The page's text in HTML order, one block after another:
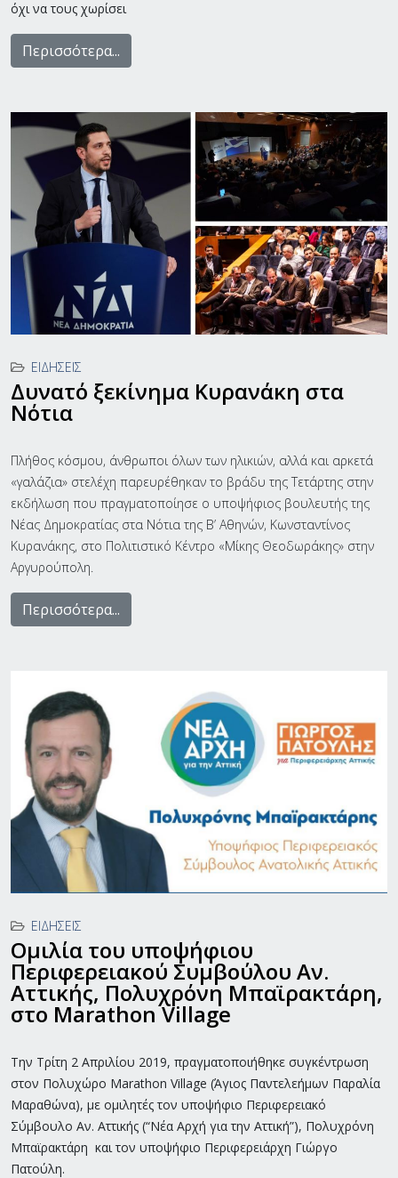
όχι να τους χωρίσει
Περισσότερα...
ΕΙΔΉΣΕΙΣ
Δυνατό ξεκίνημα Κυρανάκη στα
Νότια
Πλήθος κόσμου, άνθρωποι όλων των ηλικιών, αλλά και αρκετά
«γαλάζια» στελέχη παρευρέθηκαν το βράδυ της Τετάρτης στην
εκδήλωση που πραγματοποίησε ο υποψήφιος βουλευτής της
Νέας Δημοκρατίας στα Νότια της Β’ Αθηνών, Κωνσταντίνος
Κυρανάκης, στο Πολιτιστικό Κέντρο «Μίκης Θεοδωράκης» στην
Αργυρούπολη.
Περισσότερα...
ΕΙΔΉΣΕΙΣ
Ομιλία του υποψήφιου
Περιφερειακού Συμβούλου Αν.
Αττικής, Πολυχρόνη Μπαϊρακτάρη,
στο Marathon Village
Την Τρίτη 2 Απριλίου 2019, πραγματοποιήθηκε συγκέντρωση
στον Πολυχώρο Marathon Village (Άγιος Παντελεήμων Παραλία
Μαραθώνα), με ομιλητές τον υποψήφιο Περιφερειακό
Σύμβουλο Αν. Αττικής (“Νέα Αρχή για την Αττική”), Πολυχρόνη
Μπαϊρακτάρη και τον υποψήφιο Περιφερειάρχη Γιώργο
Πατούλη.